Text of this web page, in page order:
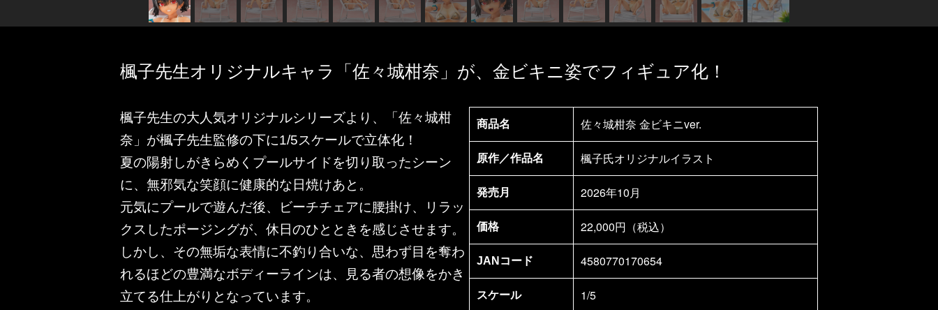
楓子先生オリジナルキャラ「佐々城柑奈」が、金ビキニ姿でフィギュア化！
楓子先生の大人気オリジナルシリーズより、「佐々城柑
奈」が楓子先生監修の下に1/5スケールで立体化！
夏の陽射しがきらめくプールサイドを切り取ったシーン
に、無邪気な笑顔に健康的な日焼けあと。
元気にプールで遊んだ後、ビーチチェアに腰掛け、リラッ
クスしたポージングが、休日のひとときを感じさせます。
しかし、その無垢な表情に不釣り合いな、思わず目を奪わ
れるほどの豊満なボディーラインは、見る者の想像をかき
立てる仕上がりとなっています。
商品名 佐々城柑奈 金ビキニver.
原作／作品名 楓子氏オリジナルイラスト
発売月 2026年10月
価格 22,000円（税込）
JANコード 4580770170654
スケール 1/5